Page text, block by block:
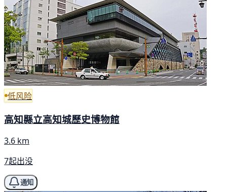
低风险
高知縣立高知城歷史博物館
3.6 km
7起出没
通知